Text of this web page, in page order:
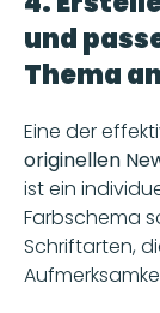
und
Thema an
originellen
ist ein
Farbschema
Schriftarten,